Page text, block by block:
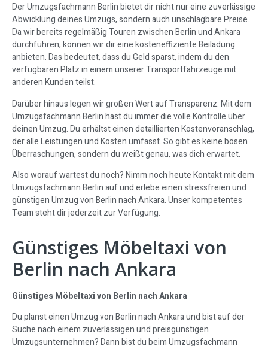
Der Umzugsfachmann Berlin bietet dir nicht nur eine zuverlässige
Abwicklung deines Umzugs, sondern auch unschlagbare Preise.
Da wir bereits regelmäßig Touren zwischen Berlin und Ankara
durchführen, können wir dir eine kosteneffiziente Beiladung
anbieten. Das bedeutet, dass du Geld sparst, indem du den
verfügbaren Platz in einem unserer Transportfahrzeuge mit
anderen Kunden teilst.
Darüber hinaus legen wir großen Wert auf Transparenz. Mit dem
Umzugsfachmann Berlin hast du immer die volle Kontrolle über
deinen Umzug. Du erhältst einen detaillierten Kostenvoranschlag,
der alle Leistungen und Kosten umfasst. So gibt es keine bösen
Überraschungen, sondern du weißt genau, was dich erwartet.
Also worauf wartest du noch? Nimm noch heute Kontakt mit dem
Umzugsfachmann Berlin auf und erlebe einen stressfreien und
günstigen Umzug von Berlin nach Ankara. Unser kompetentes
Team steht dir jederzeit zur Verfügung.
Günstiges Möbeltaxi von
Berlin nach Ankara
Günstiges Möbeltaxi von Berlin nach Ankara
Du planst einen Umzug von Berlin nach Ankara und bist auf der
Suche nach einem zuverlässigen und preisgünstigen
Umzugsunternehmen? Dann bist du beim Umzugsfachmann